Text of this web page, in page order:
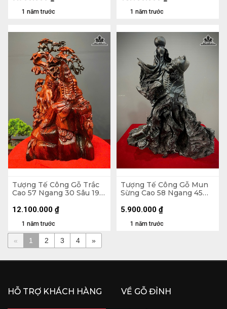
1 năm trước 1 năm trước
Tượng Tế Công Gỗ Trắc
Cao 57 Ngang 30 Sâu 19
1 năm trước
12.100.000 ₫
Tượng Tế Công Gỗ Mun
Sừng Cao 58 Ngang 45
1 năm trước
5.900.000 ₫
« 1 2 3 4 »
HỖ TRỢ KHÁCH HÀNG VỀ GỖ ĐỈNH